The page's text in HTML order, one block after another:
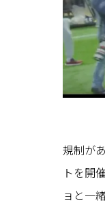
規制が
トを開
ョと一